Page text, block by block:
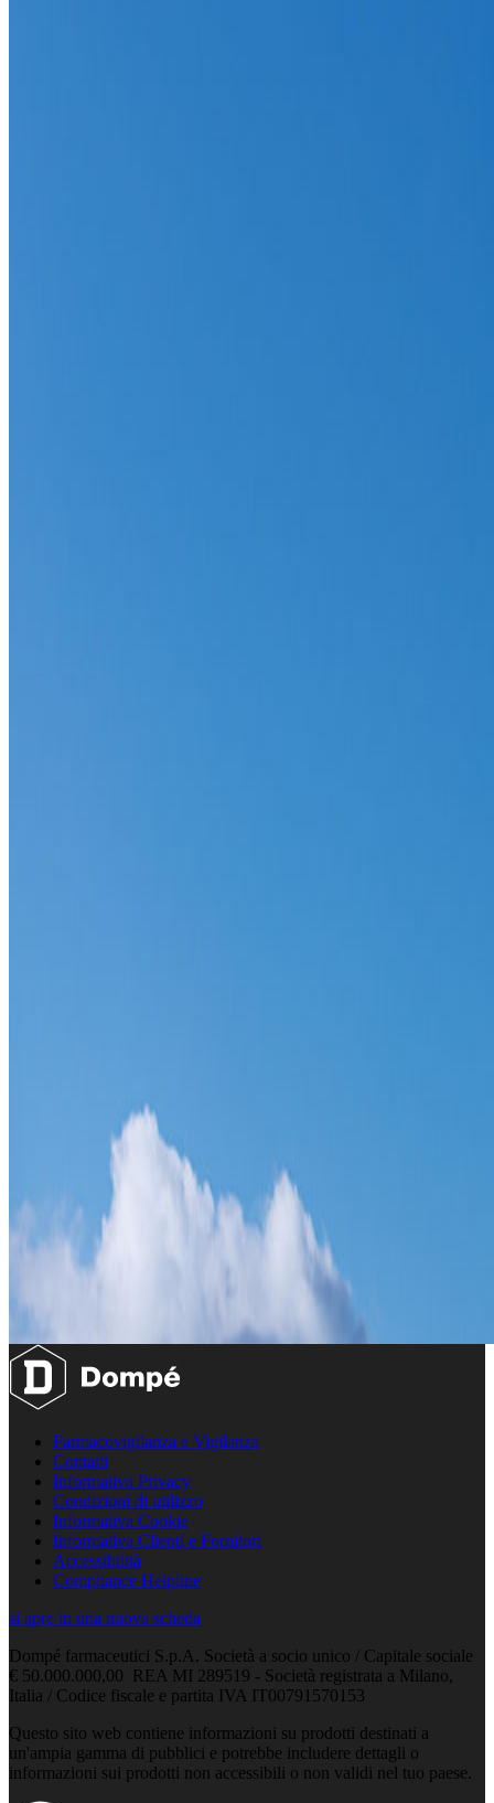
Farmacovigilanza e Vigilanza
Contatti
Informativa Privacy
Condizioni di utilizzo
Informativa Cookie
Informativa Clienti e Fornitori
Accessibilità
Compliance Helpline
si apre in una nuova scheda
Dompé farmaceutici S.p.A. Società a socio unico / Capitale sociale
€ 50.000.000,00 REA MI 289519 - Società registrata a Milano,
Italia / Codice fiscale e partita IVA IT00791570153
Questo sito web contiene informazioni su prodotti destinati a
un'ampia gamma di pubblici e potrebbe includere dettagli o
informazioni sui prodotti non accessibili o non validi nel tuo paese.